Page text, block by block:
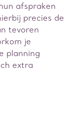
afspraken
precies de
tevoren
je
planning
extra